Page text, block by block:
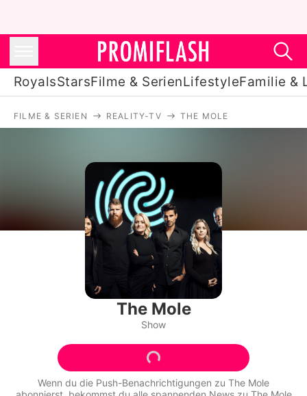
RoyalsStarsFilme & SerienLifestyleFamilie &
Filme & Serien
Lifestyle
Familie & Liebe
Promiflash Exklusiv
Alle Themen auf Promiflash
Jobs
App runterladen
FILME & SERIEN REALITY-TV THE MOLE
The Mole
Show
Wenn du die Push-Benachrichtigungen zu The Mole